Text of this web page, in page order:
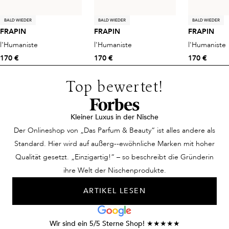
BALD WIEDER
FRAPIN
l'Humaniste
170 €
BALD WIEDER
FRAPIN
l'Humaniste
170 €
BALD WIEDER
FRAPIN
l'Humaniste
170 €
Top bewertet!
Kleiner Luxus in der Nische
Der Onlineshop von „Das Parfum & Beauty“ ist alles andere als
Standard. Hier wird auf außerg--ewöhnliche Marken mit hoher
Qualität gesetzt. „Einzigartig!“ – so beschreibt die Gründerin
ihre Welt der Nischenprodukte.
ARTIKEL LESEN
Wir sind ein 5/5 Sterne Shop! ★★★★★